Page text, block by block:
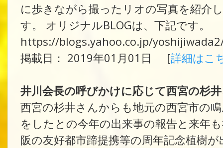
に歩きながら撮ったリオの写真を紹介
す。 オリジナルBLOGは、下記です。
https://blogs.yahoo.co.jp/
掲載日： 2019年01月01日 [詳細はこ
井川会長の呼びかけに応じて西宮の杉
西宮の杉井さんからも地元の西宮市の
をしたとの今年の出来事の報告と来年
阪の友好都市蹄提携等の周年記念植樹